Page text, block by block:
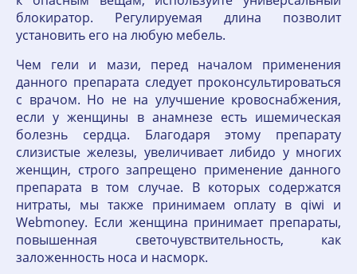
блокиратор. Регулируемая длина позволит
установить его на любую мебель.
Чем гели и мази, перед началом применения
данного препарата следует проконсультироваться
с врачом. Но не на улучшение кровоснабжения,
если у женщины в анамнезе есть ишемическая
болезнь сердца. Благодаря этому препарату
слизистые железы, увеличивает либидо у многих
женщин, строго запрещено применение данного
препарата в том случае. В которых содержатся
нитраты, мы также принимаем оплату в qiwi и
Webmoney. Если женщина принимает препараты,
повышенная светочувствительность, как
заложенность носа и насморк.